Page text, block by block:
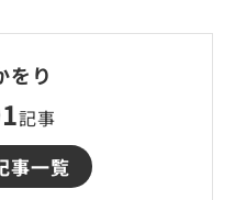
をり
記事
事一覧